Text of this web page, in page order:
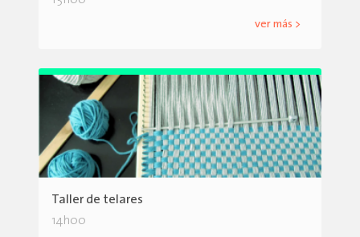
ver más >
Taller de telares
14h00